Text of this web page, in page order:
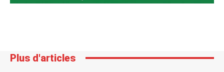
Plus d'articles